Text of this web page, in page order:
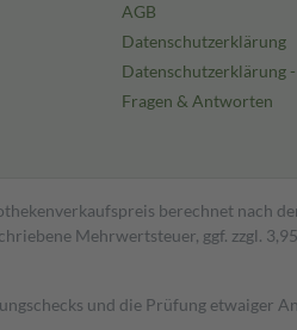
AGB
Datenschutzerklärung
Datenschutzerklärung
Fragen & Antworten
berechnet nach
Mehrwertsteuer, ggf. zzgl.
und die Prüfung etwaiger